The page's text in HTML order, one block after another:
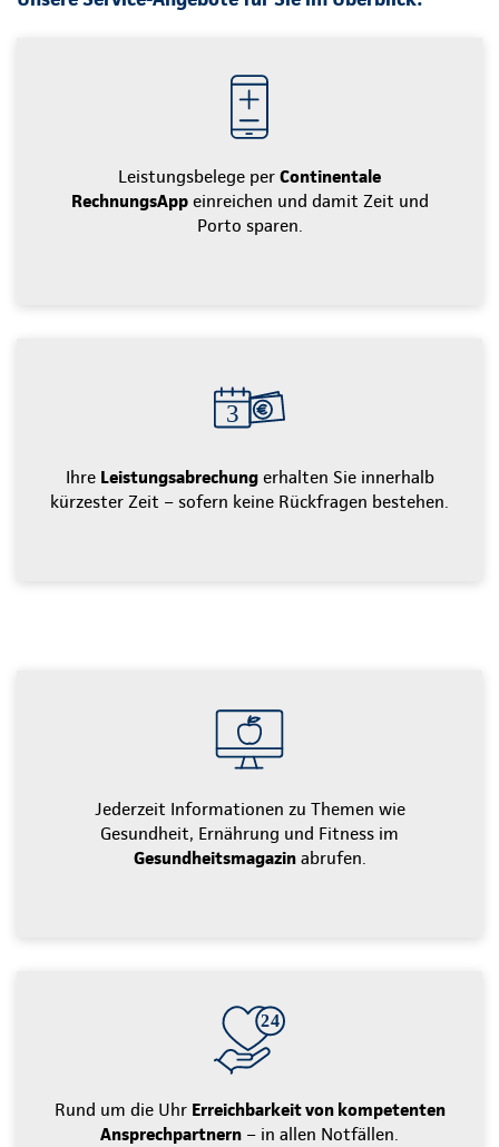
Leistungsbelege per Continentale
RechnungsAppeinreichen und damit Zeit und
Porto sparen.
Ihre Leistungsabrechungerhalten Sie innerhalb
kürzester Zeit – sofern keine Rückfragen bestehen.
Jederzeit Informationen zu Themen wie
Gesundheit, Ernährung und Fitness im
Gesundheitsmagazinabrufen.
Rund um die Uhr Erreichbarkeit von kompetenten
Ansprechpartnern – in allen Notfällen.